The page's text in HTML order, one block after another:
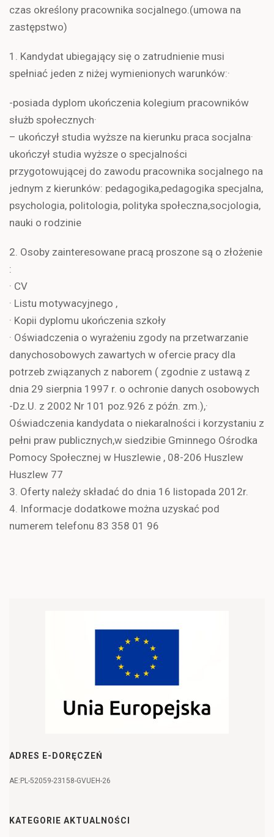
czas określony pracownika socjalnego.(umowa na
zastępstwo)
1. Kandydat ubiegający się o zatrudnienie musi
spełniać jeden z niżej wymienionych warunków:·
-posiada dyplom ukończenia kolegium pracowników
służb społecznych·
– ukończył studia wyższe na kierunku praca socjalna·
ukończył studia wyższe o specjalności
przygotowującej do zawodu pracownika socjalnego na
jednym z kierunków: pedagogika,pedagogika specjalna,
psychologia, politologia, polityka społeczna,socjologia,
nauki o rodzinie
2. Osoby zainteresowane pracą proszone są o złożenie
:
· CV
· Listu motywacyjnego ,
· Kopii dyplomu ukończenia szkoły
· Oświadczenia o wyrażeniu zgody na przetwarzanie
danychosobowych zawartych w ofercie pracy dla
potrzeb związanych z naborem ( zgodnie z ustawą z
dnia 29 sierpnia 1997 r. o ochronie danych osobowych
-Dz.U. z 2002 Nr 101 poz.926 z późn. zm.),·
Oświadczenia kandydata o niekaralności i korzystaniu z
pełni praw publicznych,w siedzibie Gminnego Ośrodka
Pomocy Społecznej w Huszlewie , 08-206 Huszlew
Huszlew 77
3. Oferty należy składać do dnia 16 listopada 2012r.
4. Informacje dodatkowe można uzyskać pod
numerem telefonu 83 358 01 96
ADRES E-DORĘCZEŃ
AE:PL-52059-23158-GVUEH-26
KATEGORIE AKTUALNOŚCI